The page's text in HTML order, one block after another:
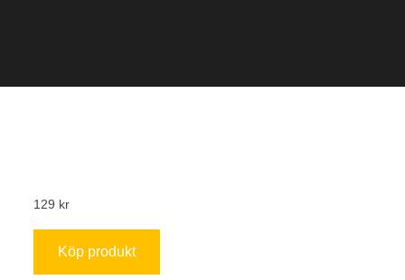
129 kr
Köp produkt